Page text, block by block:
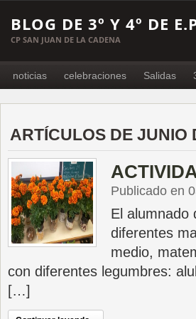
BLOG DE 3º Y 4º DE
CP SAN JUAN DE LA CADENA
noticias celebraciones Salidas
ARTÍCULOS DE JUNIO
Publicado en
El alumnado
diferentes
medio,
con diferentes legumbres:
[…]